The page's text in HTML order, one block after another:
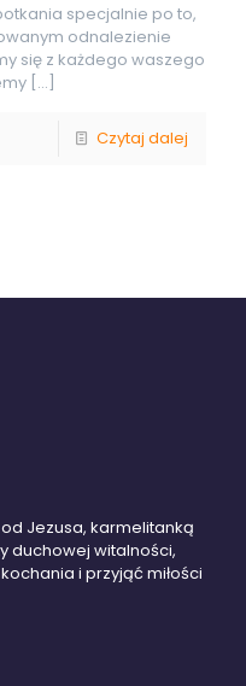
specjalnie po to,
odnalezienie
się z każdego waszego
[…]
Czytaj dalej
Jezusa, karmelitanką
duchowej witalności,
i przyjąć miłości